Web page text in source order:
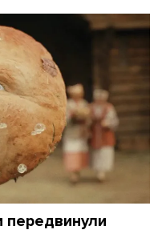
передвинули